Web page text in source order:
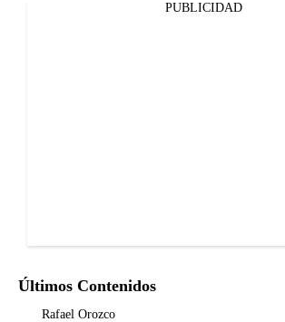
PUBLICIDAD
Últimos Contenidos
Rafael Orozco